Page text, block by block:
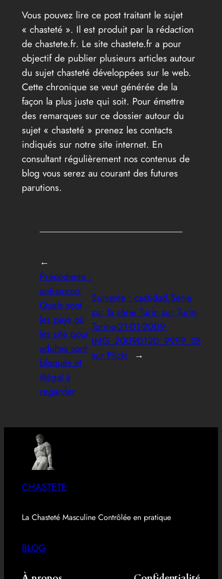
Vous pouvez lire ce post traitant le sujet
« chasteté ». Il est produit par la rédaction
de chastete.fr. Le site chastete.fr a pour
objectif de publier plusieurs articles autour
du sujet chasteté développées sur le web.
Cette chronique se veut générée de la
façon la plus juste qui soit. Pour émettre
des remarques sur ce dossier autour du
sujet « chasteté » prenez les contacts
indiqués sur notre site internet. En
consultant régulièrement nos contenus de
blog vous serez au courant des futures
parutions.
←
Précédente :
anti-porno;
Quels sont
les pays où
les site pour
adultes sont
bloqués et
illégal à
regarder
Suivante : castidad,Série
sur la série Turin sur Turin-
Torino-21-01-2009-
IMG_20090120_9999_38
sur Flickr →
CHASTETE
La Chasteté Masculine Contrôlée en pratique
BLOG